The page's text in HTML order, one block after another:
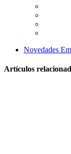
Novedades
Artículos